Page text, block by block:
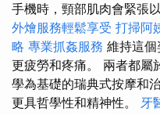
手機時，頸部肌肉會緊張
外燴服務輕鬆享受 打掃阿
略 專業抓姦服務 維持這
更疲勞和疼痛。 兩者都屬
學為基礎的瑞典式按摩和
更具哲學性和精神性。 牙